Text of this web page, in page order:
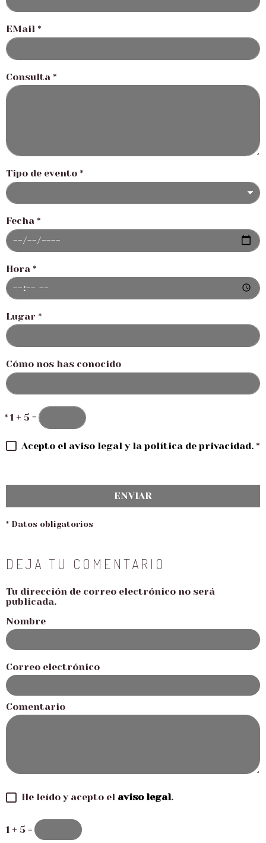
EMail *
Consulta *
Tipo de evento *
Fecha *
Hora *
Lugar *
Cómo nos has conocido
* 1 + 5 =
Acepto el aviso legal y la política de privacidad. *
ENVIAR
* Datos obligatorios
DEJA TU COMENTARIO
Tu dirección de correo electrónico no será
publicada.
Nombre
Correo electrónico
Comentario
He leído y acepto el aviso legal.
1 + 5 =